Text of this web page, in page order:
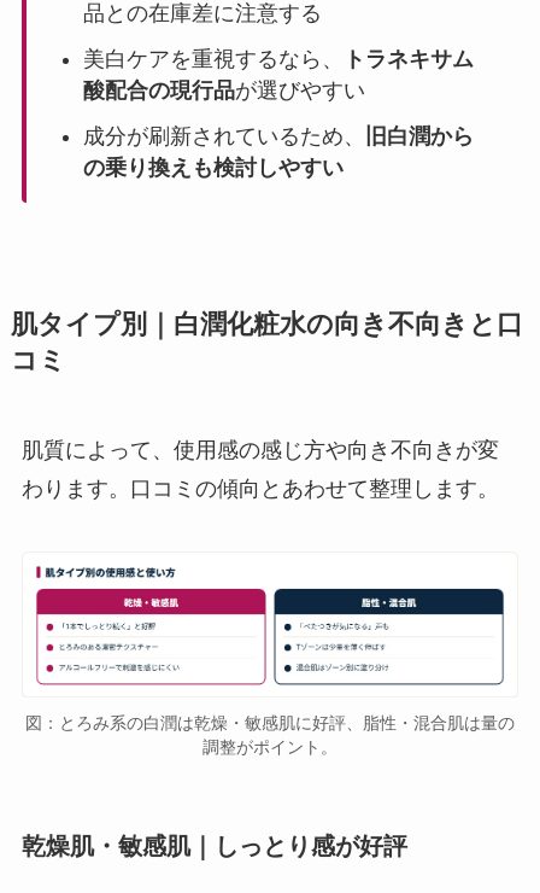
品との在庫差に注意する
美白ケアを重視するなら、
トラネキサム
酸配合の現行品が選びやすい
成分が刷新されているため、
旧白潤から
の乗り換えも検討しやすい
肌タイプ別｜白潤化粧水の向き不向きと口
コミ
肌質によって、使用感の感じ方や向き不向きが変
わります。口コミの傾向とあわせて整理します。
図：とろみ系の白潤は乾燥・敏感肌に好評、脂性・混合肌は量の
調整がポイント。
乾燥肌・敏感肌｜しっとり感が好評